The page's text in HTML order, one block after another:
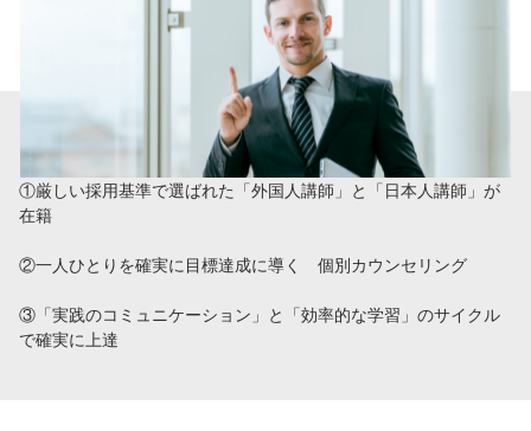
①厳しい採用基準で選ばれた「外国人講師」と「日本人講師」が
在籍
②一人ひとりを確実に目標達成に導く 個別カウンセリング
③「実践のコミュニケーション」と「効率的な学習」のサイクル
で確実に上達